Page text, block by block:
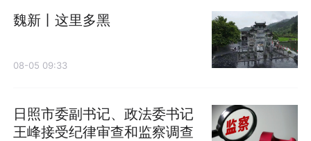
魏新丨这里多黑
08-05 09:33
日照市委副书记、政法委书记
王峰接受纪律审查和监察调查